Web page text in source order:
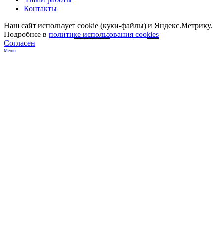
Меню
Контакты
Наш сайт использует cookie (куки-файлы) и Яндекс.Метрику.
Подробнее в политике использования cookies
Согласен